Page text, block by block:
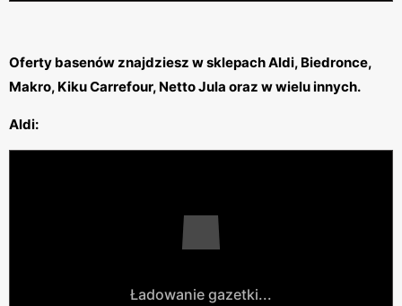
Oferty basenów znajdziesz w sklepach Aldi, Biedronce,
Makro, Kiku Carrefour, Netto Jula oraz w wielu innych.
Aldi:
Ładowanie gazetki...